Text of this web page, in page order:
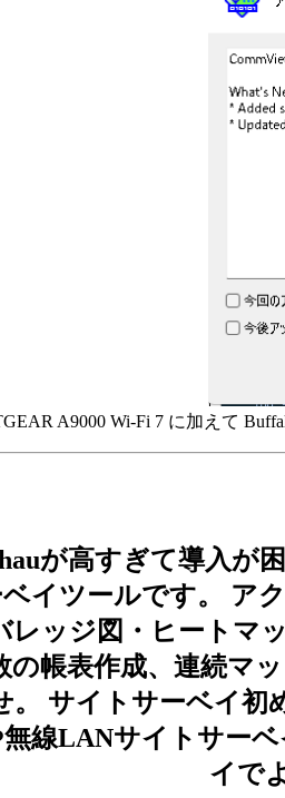
A9000 Wi-Fi 7 に加えて
が高すぎて導入が
イツールです。 ア
レッジ図・ヒートマ
の帳表作成、連続マ
。 サイトサーベイ初
線LANサイトサー
イで